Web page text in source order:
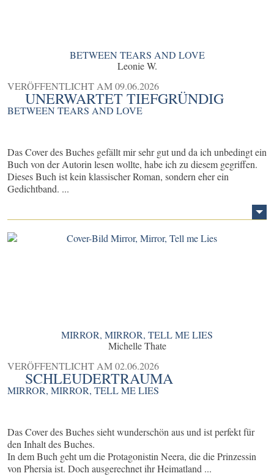
BETWEEN TEARS AND LOVE
Leonie W.
VERÖFFENTLICHT AM09.06.2026
UNERWARTET TIEFGRÜNDIG
BETWEEN TEARS AND LOVE
Das Cover des Buches gefällt mir sehr gut und da ich unbedingt ein
Buch von der Autorin lesen wollte, habe ich zu diesem gegriffen.
Dieses Buch ist kein klassischer Roman, sondern eher ein
Gedichtband. ...
MIRROR, MIRROR, TELL ME LIES
Michelle Thate
VERÖFFENTLICHT AM02.06.2026
SCHLEUDERTRAUMA
MIRROR, MIRROR, TELL ME LIES
Das Cover des Buches sieht wunderschön aus und ist perfekt für
den Inhalt des Buches.
In dem Buch geht um die Protagonistin Neera, die die Prinzessin
von Phersia ist. Doch ausgerechnet ihr Heimatland ...